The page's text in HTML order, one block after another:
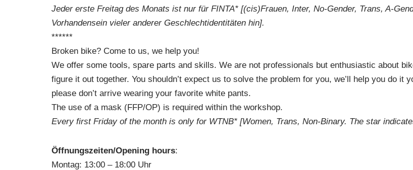
Jeder erste Freitag des Monats ist nur für FINTA* [(cis)Frauen, Inter, No-Gender, Trans, A-
Vorhandensein vieler anderer Geschlechtidentitäten hin].
******
Broken bike? Come to us, we help you!
We offer some tools, spare parts and skills. We are not professionals but enthusiastic about
figure it out together. You shouldn’t expect us to solve the problem for you, we’ll help you do it
please don’t arrive wearing your favorite white pants.
The use of a mask (FFP/OP) is required within the workshop.
Every first Friday of the month is only for WTNB* [Women, Trans, Non-Binary. The star
Öffnungszeiten/Opening hours:
Montag: 13:00 – 18:00 Uhr